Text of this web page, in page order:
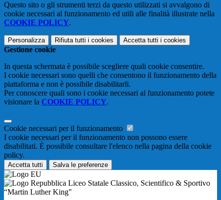
Questo sito o gli strumenti terzi da questo utilizzati si avvalgono di
cookie necessari al funzionamento ed utili alle finalità illustrate nella
COOKIE POLICY.
Personalizza Rifiuta tutti i cookies Accetta tutti i cookies
Gestione cookie
In questa schermata è possibile scegliere quali cookie consentire.
I cookie necessari sono quelli che consentono il funzionamento della
piattaforma e non è possibile disabilitarli.
Per conoscere quali sono i cookie necessari al funzionamento potete
visionare la COOKIE POLICY.
Cookie necessari per il funzionamento
I cookie necessari per il funzionamento non possono essere
disabilitati. È possibile consultare l'elenco nella pagina della cookie
policy.
Accetta tutti Salva le preferenze
Liceo Statale Classico, Scientifico & Sportivo
“Martin Luther King"